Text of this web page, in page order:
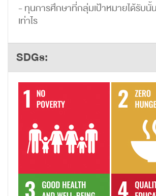
- ทุนการศึกษาที่กลุ่มเป้าหมายได้รับนั้
เท่าไร
SDGs: